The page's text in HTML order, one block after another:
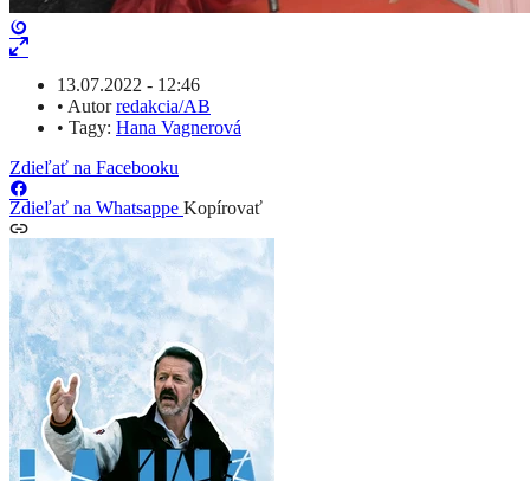
13.07.2022 - 12:46
• Autorredakcia/AB
• Tagy: Hana Vagnerová
Zdieľať na Facebooku
Zdieľať na Whatsappe Kopírovať